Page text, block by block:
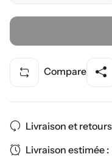
Compare
Livraison et retours
Livraison estimée :